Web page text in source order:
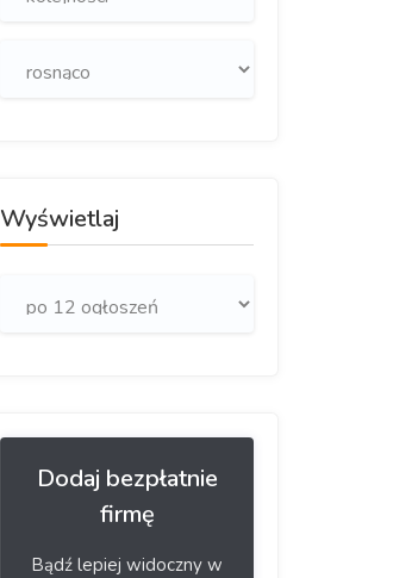
Wyświetlaj
Dodaj bezpłatnie
firmę
Bądź lepiej widoczny w